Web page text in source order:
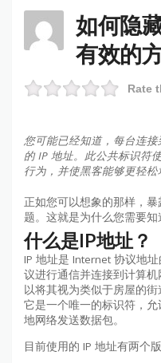
如何隐
有效的
Rate
您可能已经知道，每台连
的 IP 地址。此公共标识符
行为，并使黑客能够更轻松
正如您可以想象的那样，
题。这就是为什么您需要知
什么是IP地址？
IP 地址是 Internet 协议地
议进行通信并连接到计算
以将其视为类似于房屋的街
它是一个唯一的标识符，
地网络发送数据包。
目前使用的 IP 地址有两个版